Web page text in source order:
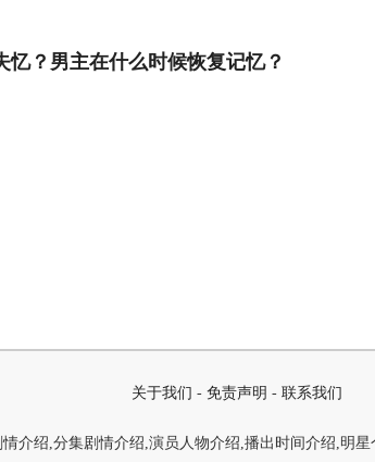
？男主在什么时候恢复记忆？
关于我们 - 免责声明 - 联系我们
介绍,分集剧情介绍,演员人物介绍,播出时间介绍,明